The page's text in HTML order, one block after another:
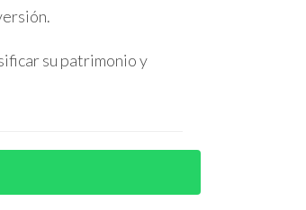
ocupación constante
mantiene altos niveles de
su patrimonio y